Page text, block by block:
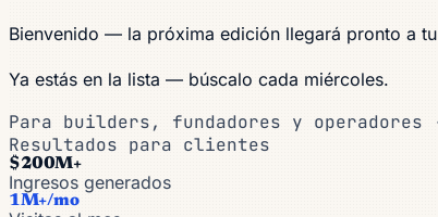
Bienvenido — la próxima edición llegará pronto a
Ya estás en la lista — búscalo cada miércoles.
Para builders, fundadores y
Resultados para clientes
$200M+
Ingresos generados
1M+/mo